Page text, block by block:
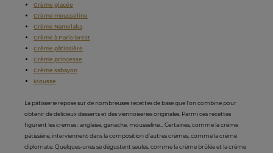
Crème glacée
Crème mousseline
Crème Namelaka
Crème à Paris-brest
Crème pâtissière
Crème princesse
Crème sabayon
Mousse
La pâtisserie repose sur de nombreuses recettes de base que l’on combine pour
obtenir de délicieux desserts et des viennoiseries originales. Parmi ces recettes
figurent les crèmes : anglaise, ganache, mousseline… Certaines, comme la crème
pâtissière, interviennent dans la composition d’autres crèmes, comme la crème
diplomate. Quelques-unes se dégustent seules, comme la crème brûlée et la crème